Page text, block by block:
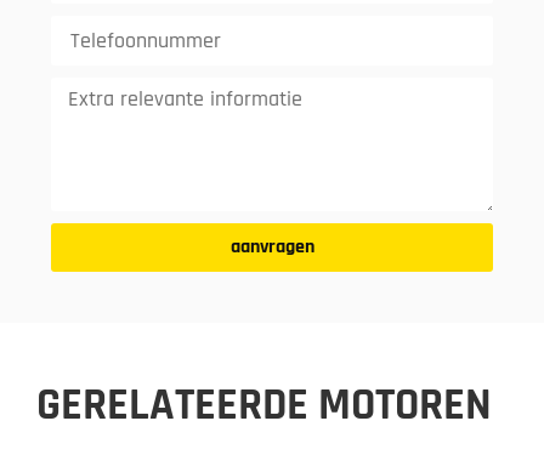
aanvragen
GERELATEERDE MOTOREN